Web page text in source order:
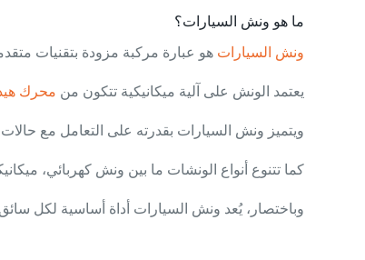
ما هو ونش السيارات؟
ونش السيارات هو عبارة مركبة مزودة بتقنيات
يعتمد الونش على آلية ميكانيكية تتكون من محرك
ويتميز ونش السيارات بقدرته على التعامل مع
كما تتنوع أنواع الونشات ما بين ونش كهربائي،
وباختصار، يُعد ونش السيارات أداة أساسية لكل